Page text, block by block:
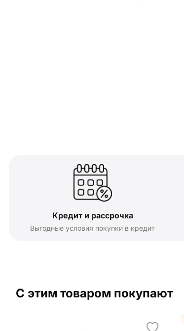
Кредит и рассрочка
Выгодные условия покупки в кредит
С этим товаром покупают